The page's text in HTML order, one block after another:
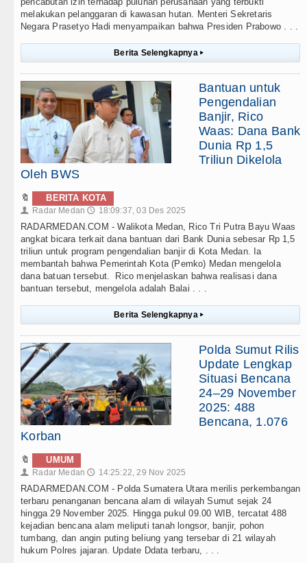
melakukan pelanggaran di kawasan hutan. Menteri Sekretaris
Negara Prasetyo Hadi menyampaikan bahwa Presiden Prabowo . . .
Berita Selengkapnya ▸
Bantuan untuk
Pengendalian
Banjir, Rico
Waas: Dana Bank
Dunia Rp 1,5
Triliun Dikelola
Oleh BWS
🔖 BERITA KOTA
👤 Radar Medan 🕔 18:09:37, 03 Des 2025
RADARMEDAN.COM - Walikota Medan, Rico Tri Putra Bayu Waas
angkat bicara terkait dana bantuan dari Bank Dunia sebesar Rp 1,5
triliun untuk program pengendalian banjir di Kota Medan. Ia
membantah bahwa Pemerintah Kota (Pemko) Medan mengelola
dana batuan tersebut. Rico menjelaskan bahwa realisasi dana
bantuan tersebut, mengelola adalah Balai . . .
Berita Selengkapnya ▸
Polda Sumut Rilis
Update Lengkap
Situasi Bencana
24–29 November
2025: 488
Bencana, 1.076
Korban
🔖 UMUM
👤 Radar Medan 🕔 14:25:22, 29 Nov 2025
RADARMEDAN.COM - Polda Sumatera Utara merilis perkembangan
terbaru penanganan bencana alam di wilayah Sumut sejak 24
hingga 29 November 2025. Hingga pukul 09.00 WIB, tercatat 488
kejadian bencana alam meliputi tanah longsor, banjir, pohon
tumbang, dan angin puting beliung yang tersebar di 21 wilayah
hukum Polres jajaran. Update Ddata terbaru, . . .